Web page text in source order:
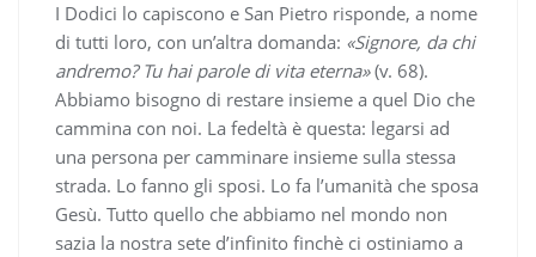
I Dodici lo capiscono e San Pietro risponde, a nome
di tutti loro, con un’altra domanda: «Signore, da chi
andremo? Tu hai parole di vita eterna»(v. 68).
Abbiamo bisogno di restare insieme a quel Dio che
cammina con noi. La fedeltà è questa: legarsi ad
una persona per camminare insieme sulla stessa
strada. Lo fanno gli sposi. Lo fa l’umanità che sposa
Gesù. Tutto quello che abbiamo nel mondo non
sazia la nostra sete d’infinito finchè ci ostiniamo a